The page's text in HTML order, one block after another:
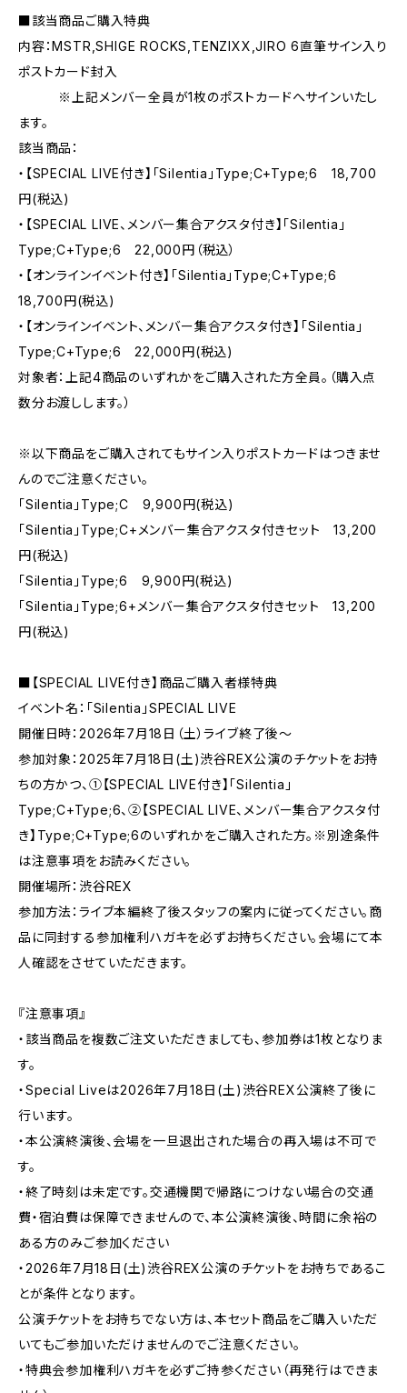
■該当商品ご購入特典
内容：MSTR,SHIGE ROCKS,TENZIXX,JIRO 6直筆サイン入り
ポストカード封入
※上記メンバー全員が1枚のポストカードへサインいたし
ます。
該当商品：
・【SPECIAL LIVE付き】「Silentia」Type;C+Type;6 18,700
円(税込)
・【SPECIAL LIVE、メンバー集合アクスタ付き】「Silentia」
Type;C+Type;6 22,000円（税込）
・【オンラインイベント付き】「Silentia」Type;C+Type;6
18,700円(税込)
・【オンラインイベント、メンバー集合アクスタ付き】「Silentia」
Type;C+Type;6 22,000円(税込)
対象者：上記4商品のいずれかをご購入された方全員。（購入点
数分お渡しします。）
※以下商品をご購入されてもサイン入りポストカードはつきませ
んのでご注意ください。
「Silentia」Type;C 9,900円(税込)
「Silentia」Type;C+メンバー集合アクスタ付きセット 13,200
円(税込)
「Silentia」Type;6 9,900円(税込)
「Silentia」Type;6+メンバー集合アクスタ付きセット 13,200
円(税込)
■【SPECIAL LIVE付き】商品ご購入者様特典
イベント名：「Silentia」SPECIAL LIVE
開催日時：2026年7月18日（土）ライブ終了後～
参加対象：2025年7月18日(土)渋谷REX公演のチケットをお持
ちの方かつ、①【SPECIAL LIVE付き】「Silentia」
Type;C+Type;6、②【SPECIAL LIVE、メンバー集合アクスタ付
き】Type;C+Type;6のいずれかをご購入された方。※別途条件
は注意事項をお読みください。
開催場所：渋谷REX
参加方法：ライブ本編終了後スタッフの案内に従ってください。商
品に同封する参加権利ハガキを必ずお持ちください。会場にて本
人確認をさせていただきます。
『注意事項』
・該当商品を複数ご注文いただきましても、参加券は1枚となりま
す。
・Special Liveは2026年7月18日(土)渋谷REX公演終了後に
行います。
・本公演終演後、会場を一旦退出された場合の再入場は不可で
す。
・終了時刻は未定です。交通機関で帰路につけない場合の交通
費・宿泊費は保障できませんので、本公演終演後、時間に余裕の
ある方のみご参加ください
・2026年7月18日(土)渋谷REX公演のチケットをお持ちであるこ
とが条件となります。
公演チケットをお持ちでない方は、本セット商品をご購入いただ
いてもご参加いただけませんのでご注意ください。
・特典会参加権利ハガキを必ずご持参ください（再発行はできま